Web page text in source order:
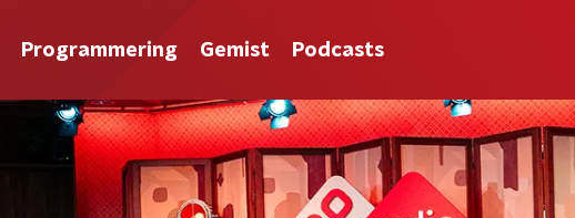
Programmering Gemist Podcasts